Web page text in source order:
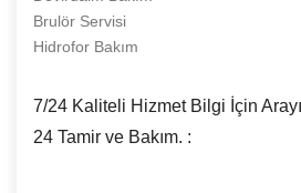
Brulör Servisi
Hidrofor Bakım
7/24 Kaliteli Hizmet Bilgi İçin
24 Tamir ve Bakım. :